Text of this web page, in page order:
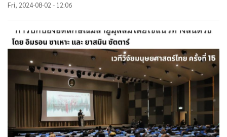
Fri, 2024-08-02 - 12:06